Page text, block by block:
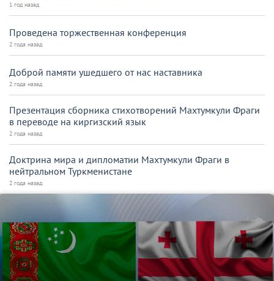
1 год назад
Проведена торжественная конференция
2 года назад
Доброй памяти ушедшего от нас наставника
2 года назад
Презентация сборника стихотворений Махтумкули Фраги
в переводе на киргизский язык
2 года назад
Доктрина мира и дипломатии Махтумкули Фраги в
нейтральном Туркменистане
2 года назад